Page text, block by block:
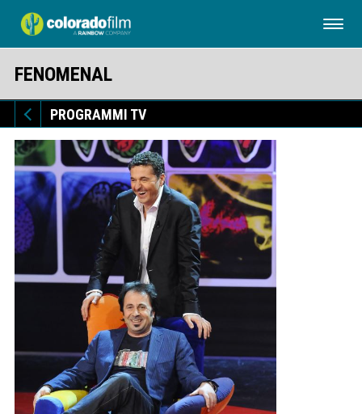
FENOMENAL
PROGRAMMI TV
PROGRAMMI TV